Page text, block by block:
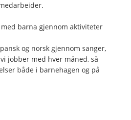
barna gjennom aktiviteter
og norsk gjennom sanger,
jobber med hver måned, så
både i barnehagen og på